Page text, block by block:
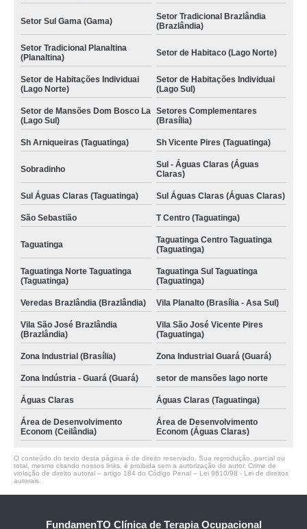
Setor Sul Gama (Gama)
Setor Tradicional Brazlândia
(Brazlândia)
Setor Tradicional Planaltina
(Planaltina)
Setor de Habitaco (Lago Norte)
Setor de Habitações Individuai
(Lago Norte)
Setor de Habitações Individuai
(Lago Sul)
Setor de Mansões Dom Bosco La
(Lago Sul)
Setores Complementares
(Brasília)
Sh Arniqueiras (Taguatinga) Sh Vicente Pires (Taguatinga)
Sobradinho
Sul - Águas Claras (Águas
Claras)
Sul Águas Claras (Taguatinga) Sul Águas Claras (Águas Claras)
São Sebastião T Centro (Taguatinga)
Taguatinga
Taguatinga Centro Taguatinga
(Taguatinga)
Taguatinga Norte Taguatinga
(Taguatinga)
Taguatinga Sul Taguatinga
(Taguatinga)
Veredas Brazlândia (Brazlândia) Vila Planalto (Brasília - Asa Sul)
Vila São José Brazlândia
(Brazlândia)
Vila São José Vicente Pires
(Taguatinga)
Zona Industrial (Brasília) Zona Industrial Guará (Guará)
Zona Indústria - Guará (Guará) setor de mansões lago norte
Águas Claras Águas Claras (Taguatinga)
Área de Desenvolvimento
Econom (Ceilândia)
Área de Desenvolvimento
Econom (Águas Claras)
O conteúdo do texto desta página é de direito reservado. Sua reprodução, parcial ou
total, mesmo citando nossos links, é proibida sem a autorização do autor. Crime de
violação de direito autoral – artigo 184 do Código Penal – Lei 9610/98 - Lei de direitos
autorais
FundamenTO Clínica de Terapia Ocupacional